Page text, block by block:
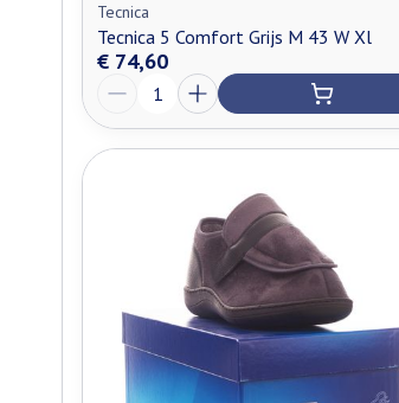
Tecnica
Tecnica 5 Comfort Grijs M 43 W Xl
€ 74,60